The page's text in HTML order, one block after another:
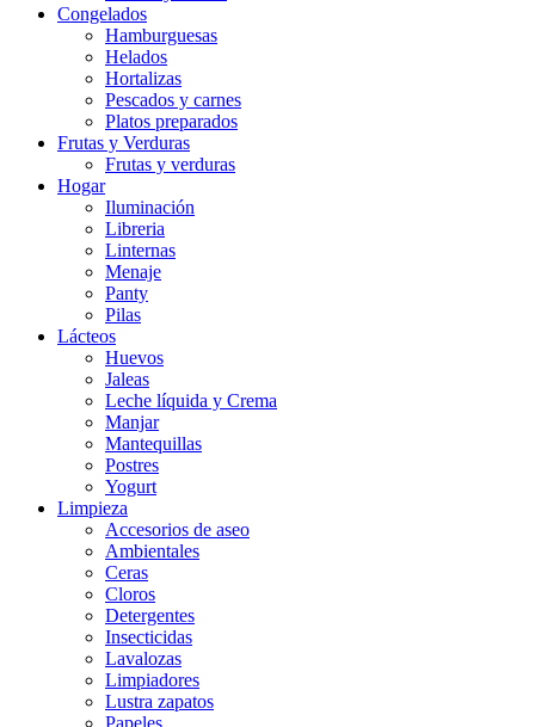
Congelados
Hamburguesas
Helados
Hortalizas
Pescados y carnes
Platos preparados
Frutas y Verduras
Frutas y verduras
Hogar
Iluminación
Libreria
Linternas
Menaje
Panty
Pilas
Lácteos
Huevos
Jaleas
Leche líquida y Crema
Manjar
Mantequillas
Postres
Yogurt
Limpieza
Accesorios de aseo
Ambientales
Ceras
Cloros
Detergentes
Insecticidas
Lavalozas
Limpiadores
Lustra zapatos
Papeles